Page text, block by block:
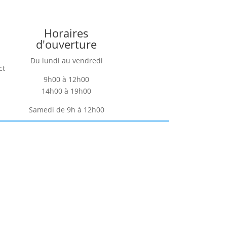
Horaires
d'ouverture
Du lundi au vendredi
9h00 à 12h00
14h00 à 19h00
Samedi de 9h à 12h00